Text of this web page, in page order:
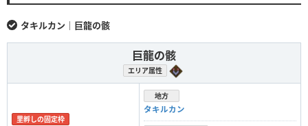
タキルカン｜巨龍の骸
巨龍の骸
エリア属性
里孵しの固定枠
地方
タキルカン